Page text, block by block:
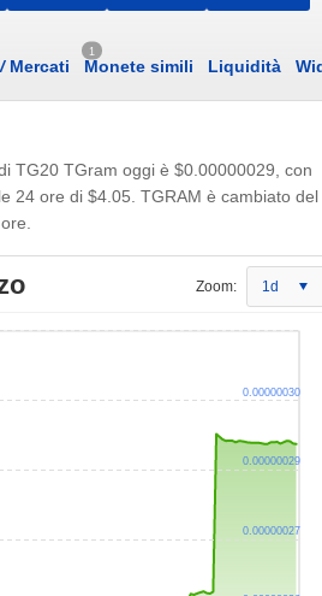
/Mercati
1
Monete simili Liquidità
TG20 TGram oggi è $0.00000029 , con
24 ore di $4.05 . TGRAM è cambiato del
Zoom: 1d
0.00000027
0.00000029
0.00000030